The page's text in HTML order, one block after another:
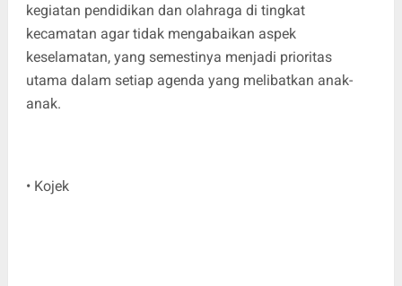
kegiatan pendidikan dan olahraga di tingkat
kecamatan agar tidak mengabaikan aspek
keselamatan, yang semestinya menjadi prioritas
utama dalam setiap agenda yang melibatkan anak-
anak.
• Kojek